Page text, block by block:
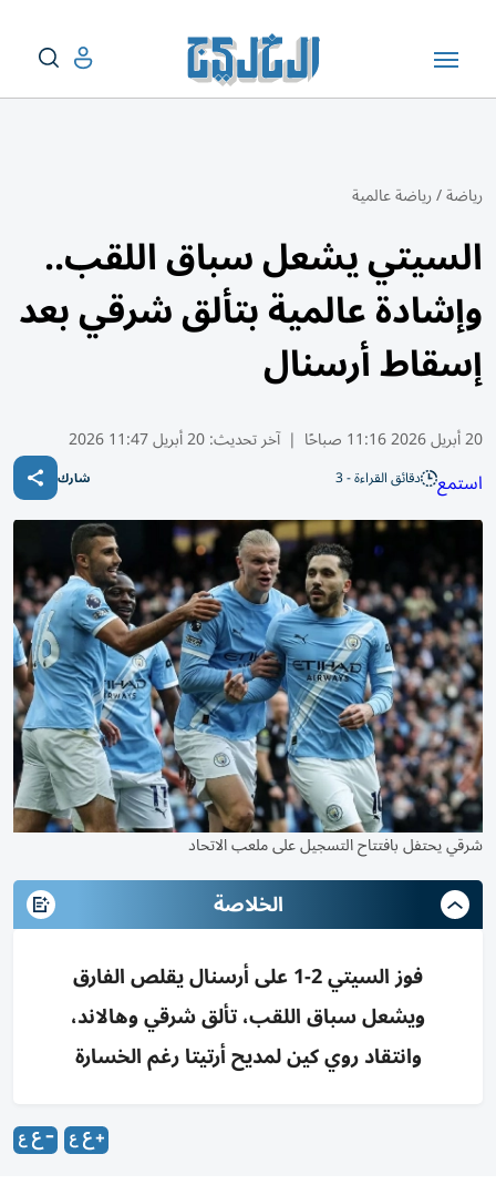
رياضة/رياضة عالمية
السيتي يشعل سباق اللقب..
وإشادة عالمية بتألق شرقي بعد
إسقاط أرسنال
20 أبريل 2026 11:16 صباحًا | آخر تحديث:20 أبريل 11:47 2026
استمع دقائق القراءة - 3 شارك
شرقي يحتفل بافتتاح التسجيل على ملعب الاتحاد
الخلاصة
فوز السيتي 2-1 على أرسنال يقلص الفارق
ويشعل سباق اللقب، تألق شرقي وهالاند،
وانتقاد روي كين لمديح أرتيتا رغم الخسارة